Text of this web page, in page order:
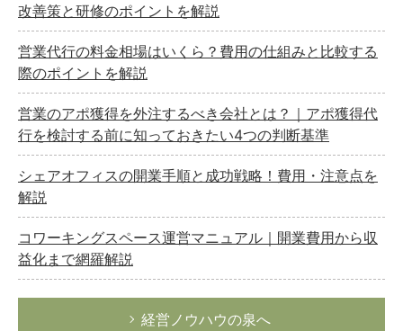
改善策と研修のポイントを解説
営業代行の料金相場はいくら？費用の仕組みと比較する
際のポイントを解説
営業のアポ獲得を外注するべき会社とは？｜アポ獲得代
行を検討する前に知っておきたい4つの判断基準
シェアオフィスの開業手順と成功戦略！費用・注意点を
解説
コワーキングスペース運営マニュアル｜開業費用から収
益化まで網羅解説
経営ノウハウの泉へ